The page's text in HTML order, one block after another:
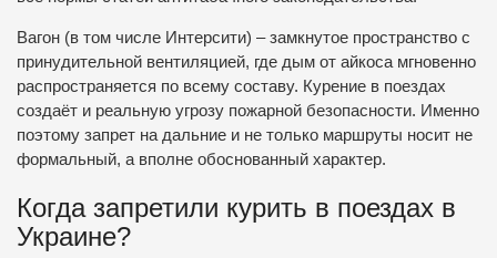
Вагон (в том числе Интерсити) – замкнутое пространство с
принудительной вентиляцией, где дым от айкоса мгновенно
распространяется по всему составу. Курение в поездах
создаёт и реальную угрозу пожарной безопасности. Именно
поэтому запрет на дальние и не только маршруты носит не
формальный, а вполне обоснованный характер.
Когда запретили курить в поездах в
Украине?